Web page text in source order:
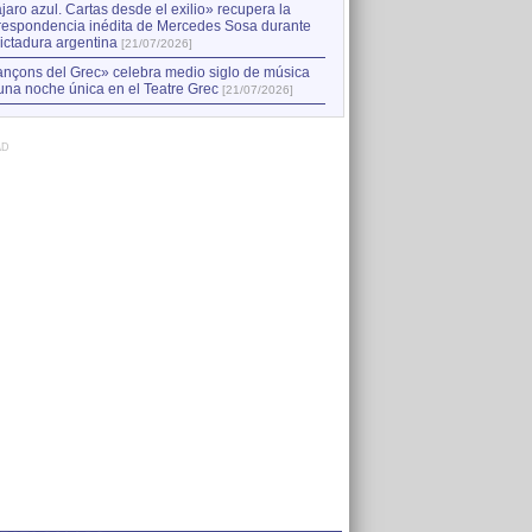
azul. Cartas desde el exilio» recupera la
inédita de Mercedes Sosa durante
argentina [21/07/2026]
del Grec» celebra medio siglo de música
noche única en el Teatre Grec [21/07/2026]